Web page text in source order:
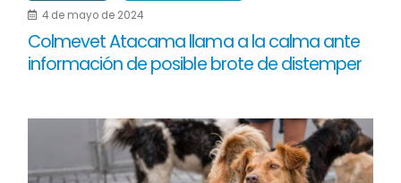
4 de mayo de 2024
Colmevet Atacama llama a la calma ante
información de posible brote de distemper